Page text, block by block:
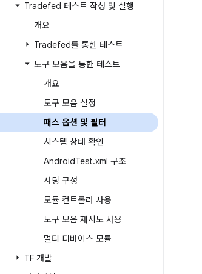
Tradefed 테스트 작성 및 실행
개요
Tradefed를 통한 테스트
도구 모음을 통한 테스트
개요
도구 모음 설정
패스 옵션 및 필터
시스템 상태 확인
AndroidTest.xml 구조
샤딩 구성
모듈 컨트롤러 사용
도구 모음 재시도 사용
멀티 디바이스 모듈
TF 개발